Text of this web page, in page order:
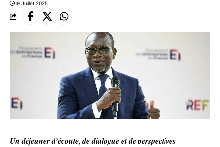
19 Juillet 2025
Un déjeuner d’écoute, de dialogue et de perspectives